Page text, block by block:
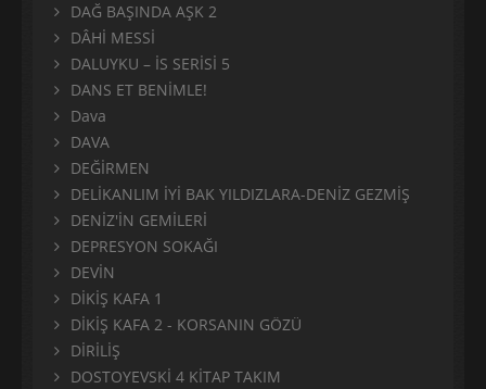
DAĞ BAŞINDA AŞK 2
DÂHİ MESSİ
DALUYKU – İS SERİSİ 5
DANS ET BENİMLE!
Dava
DAVA
DEĞİRMEN
DELİKANLIM İYİ BAK YILDIZLARA-DENİZ GEZMİŞ
DENİZ'İN GEMİLERİ
DEPRESYON SOKAĞI
DEVİN
DİKİŞ KAFA 1
DİKİŞ KAFA 2 - KORSANIN GÖZÜ
DİRİLİŞ
DOSTOYEVSKİ 4 KİTAP TAKIM